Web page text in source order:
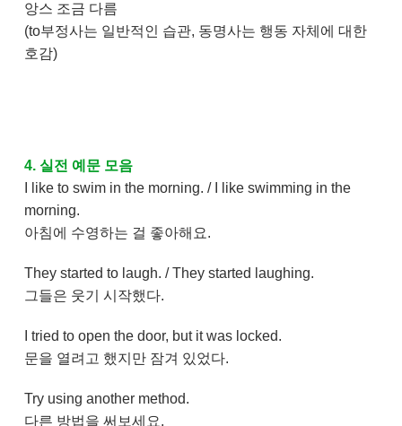
앙스 조금 다름
(to부정사는 일반적인 습관, 동명사는 행동 자체에 대한
호감)
4. 실전 예문 모음
I like to swim in the morning. / I like swimming in the
morning.
아침에 수영하는 걸 좋아해요.
They started to laugh. / They started laughing.
그들은 웃기 시작했다.
I tried to open the door, but it was locked.
문을 열려고 했지만 잠겨 있었다.
Try using another method.
다른 방법을 써보세요.